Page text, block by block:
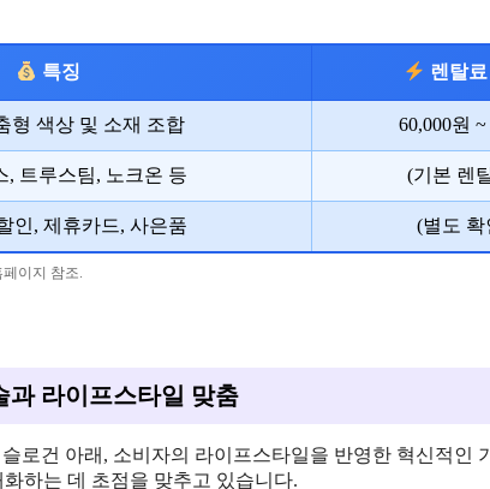
특징 렌탈
형 색상 및 소재 조합 60,000원 ~
, 트루스팀, 노크온 등 (기본 렌
인, 제휴카드, 사은품 (별도 확
이지 참조.
과 라이프스타일 맞춤
로건 아래, 소비자의 라이프스타일을 반영한 혁신적
하는 데 초점을 맞추고 있습니다.